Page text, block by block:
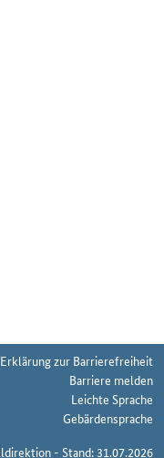
Erklärung zur Barrierefreiheit
Barriere melden
Leichte Sprache
Gebärdensprache
- Stand: 31.07.2026